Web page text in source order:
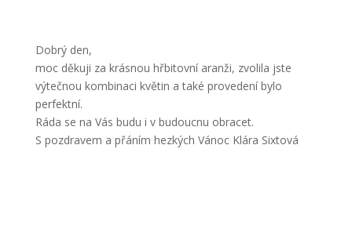
Dobrý den,
moc děkuji za krásnou hřbitovní aranži, zvolila jste
výtečnou kombinaci květin a také provedení bylo
perfektní.
Ráda se na Vás budu i v budoucnu obracet.
S pozdravem a přáním hezkých Vánoc Klára Sixtová